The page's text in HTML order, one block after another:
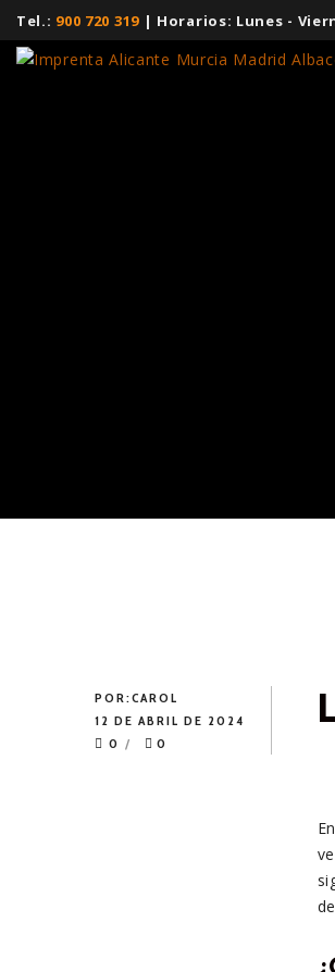
Tel.: 900 720 319| Horarios: Lunes -
POR:CAROL
12 DE ABRIL DE 2024
0
0